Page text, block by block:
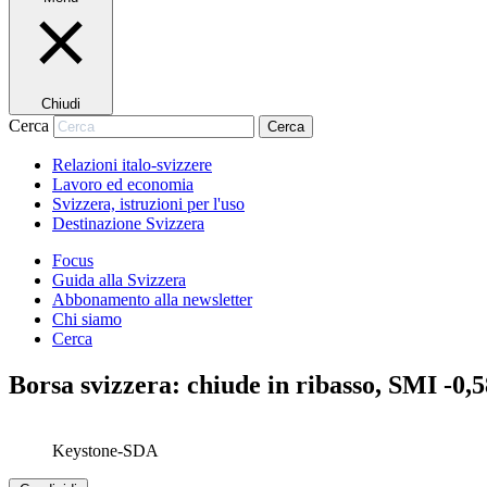
Chiudi
Cerca Cerca
Relazioni italo-svizzere
Lavoro ed economia
Svizzera, istruzioni per l'uso
Destinazione Svizzera
Focus
Guida alla Svizzera
Abbonamento alla newsletter
Chi siamo
Cerca
Borsa svizzera: chiude in ribasso, SMI -
Keystone-SDA